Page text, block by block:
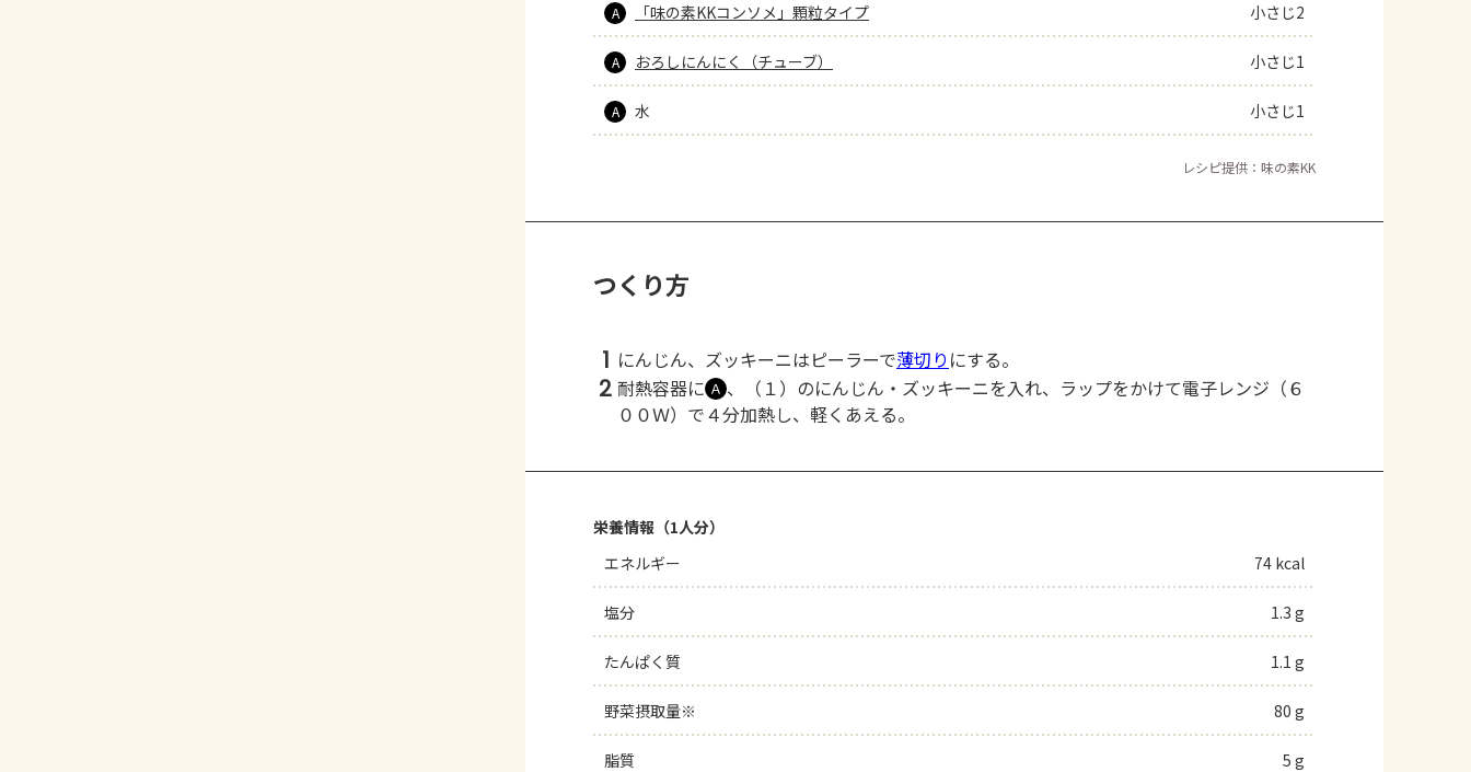
A 「味の素KKコンソメ」顆粒タイプ 小さじ2
A おろしにんにく（チューブ） 小さじ1
A 水 小さじ1
レシピ提供：味の素KK
つくり方
1 にんじん、ズッキーニはピーラーで薄切り にする。
2 耐熱容器に Ａ 、（１）のにんじん・ズッキーニを入れ、ラップをかけて電子レンジ（６
００Ｗ）で４分加熱し、軽くあえる。
栄養情報（1人分）
エネルギー
74 kcal
塩分 1.3 g
たんぱく質 1.1 g
野菜摂取量※ 80 g
脂質 5 g